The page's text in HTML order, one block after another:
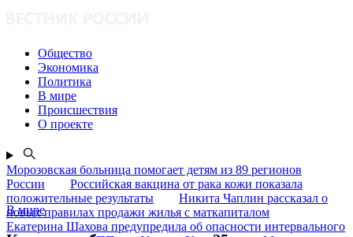
Общество
Экономика
Политика
В мире
Происшествия
О проекте
Морозовская больница помогает детям из 89 регионов
России
Российская вакцина от рака кожи показала
положительные результаты
Никита Чаплин рассказал о
новых правилах продажи жилья с маткапиталом
Екатерина Шахова предупредила об опасности интервального
В мире